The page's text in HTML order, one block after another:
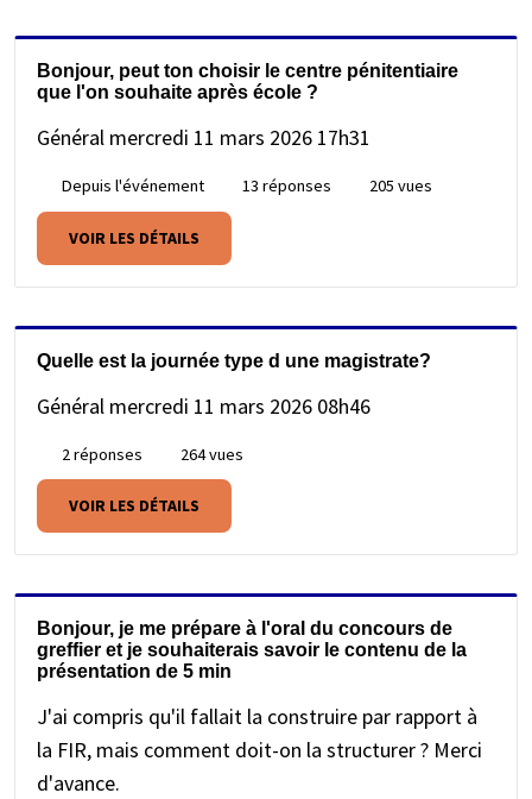
Bonjour, peut ton choisir le centre pénitentiaire
que l'on souhaite après école ?
Général mercredi 11 mars 2026 17h31
Depuis l'événement 13 réponses 205 vues
VOIR LES DÉTAILS
Quelle est la journée type d une magistrate?
Général mercredi 11 mars 2026 08h46
2 réponses 264 vues
VOIR LES DÉTAILS
Bonjour, je me prépare à l'oral du concours de
greffier et je souhaiterais savoir le contenu de la
présentation de 5 min
J'ai compris qu'il fallait la construire par rapport à
la FIR, mais comment doit-on la structurer ? Merci
d'avance.